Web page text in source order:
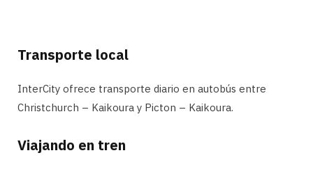
Transporte local
InterCity ofrece transporte diario en autobús entre
Christchurch – Kaikoura y Picton – Kaikoura.
Viajando en tren